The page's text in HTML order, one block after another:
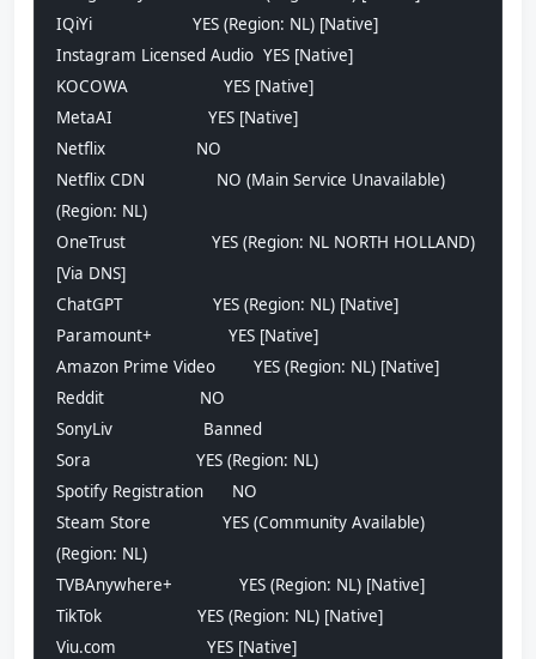
IQiYi                     YES (Region: NL) [Native]
Instagram Licensed Audio  YES [Native]
KOCOWA                    YES [Native]
MetaAI                    YES [Native]
Netflix                   NO
Netflix CDN               NO (Main Service Unavailable)
(Region: NL)
OneTrust                  YES (Region: NL NORTH HOLLAND)
[Via DNS]
ChatGPT                   YES (Region: NL) [Native]
Paramount+                YES [Native]
Amazon Prime Video        YES (Region: NL) [Native]
Reddit                    NO
SonyLiv                   Banned
Sora                      YES (Region: NL)
Spotify Registration      NO
Steam Store               YES (Community Available)
(Region: NL)
TVBAnywhere+              YES (Region: NL) [Native]
TikTok                    YES (Region: NL) [Native]
Viu.com                   YES [Native]